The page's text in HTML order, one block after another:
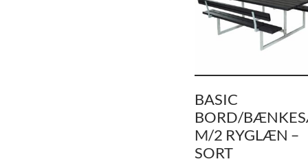
BASIC
BORD/
M/2 RYGLÆN –
SORT